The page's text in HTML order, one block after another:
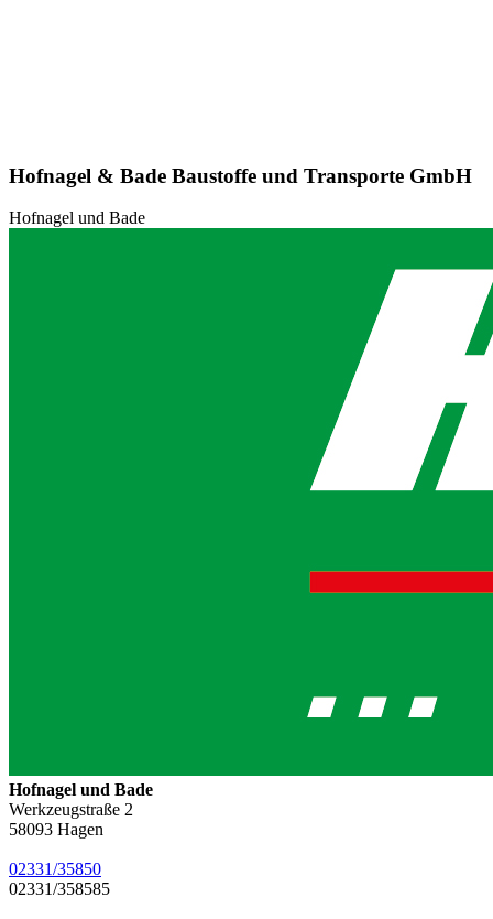
Hofnagel & Bade Baustoffe und Transporte GmbH
Hofnagel und Bade
Hofnagel und Bade
Werkzeugstraße 2
58093 Hagen
02331/35850
02331/358585